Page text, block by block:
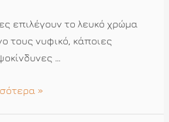
επιλέγουν το λευκό χρώμα
τους νυφικό, κάποιες
…
»